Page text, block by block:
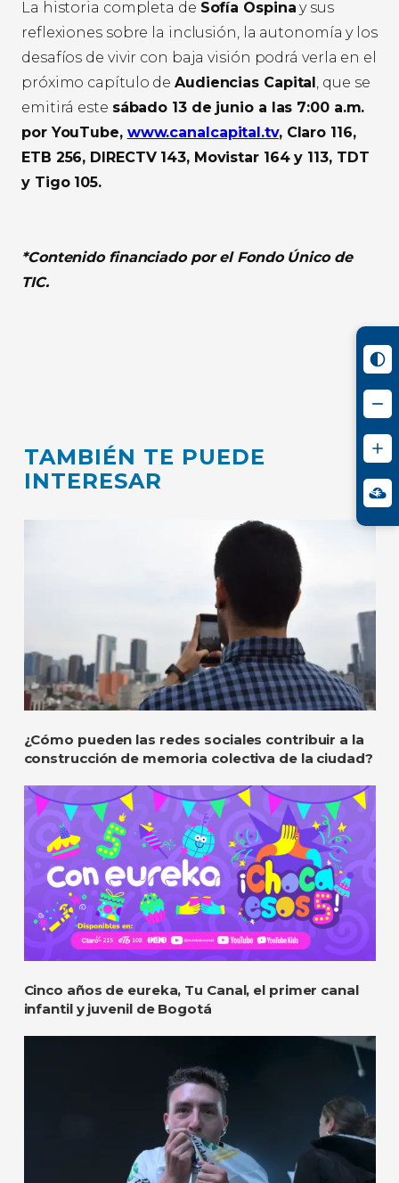
La historia completa de Sofía Ospina y sus
reflexiones sobre la inclusión, la autonomía y los
desafíos de vivir con baja visión podrá verla en el
próximo capítulo de Audiencias Capital , que se
emitirá este sábado 13 de junio a las 7:00 a.m.
por YouTube, www.canalcapital.tv, Claro 116,
ETB 256, DIRECTV 143, Movistar 164 y 113, TDT
y Tigo 105.
*Contenido financiado por el Fondo Único de
TIC.
TAMBIÉN TE PUEDE
INTERESAR
¿Cómo pueden las redes sociales contribuir a la
construcción de memoria colectiva de la ciudad?
Cinco años de eureka, Tu Canal, el primer canal
infantil y juvenil de Bogotá